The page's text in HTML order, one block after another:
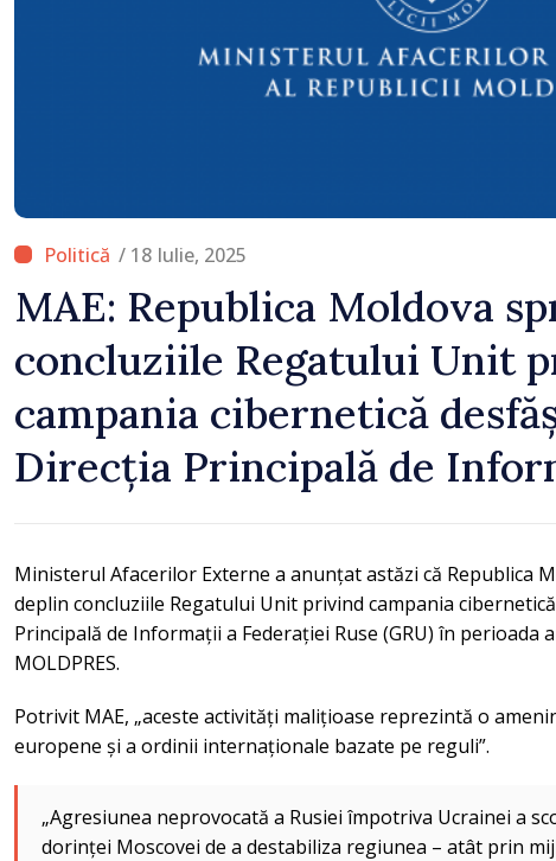
/ 18 Iulie, 2025
MAE: Republica Moldova
concluziile Regatului Unit
campania cibernetică
Direcția Principală de
Ministerul Afacerilor Externe a anunțat astăzi că Republica
deplin concluziile Regatului Unit privind campania
Principală de Informații a Federației Ruse (GRU) în perioada
MOLDPRES.
Potrivit MAE, „aceste activități malițioase reprezintă o
europene și a ordinii internaționale bazate pe reguli”.
„Agresiunea neprovocată a Rusiei împotriva Ucrainei a
dorinței Moscovei de a destabiliza regiunea – atât prin